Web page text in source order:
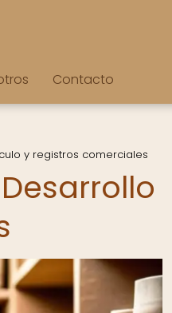
Contacto
y registros comerciales